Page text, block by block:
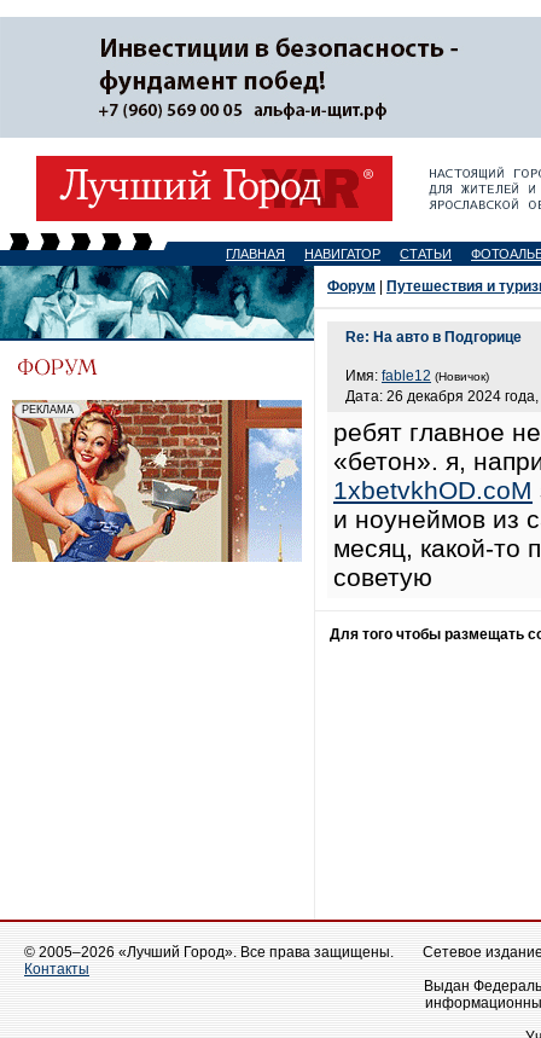
ГЛАВНАЯ НАВИГАТОР СТАТЬИ
Форум Путешествия и
Re: На авто в Подгорице
Имя: fable12 (Новичок)
Дата: 26 декабря 2024
ребят главное
«бетон». я,
1xbetvkhOD.coM
и ноунеймов из
месяц, какой-то
советую
Для того чтобы размещать
© 2005–2026 «Лучший Город». Все права защищены.
Контакты
Сетевое
Выдан